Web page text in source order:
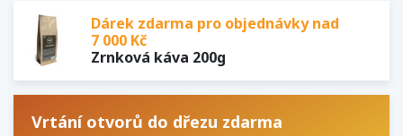
Dárek zdarma pro objednávky nad
7 000 Kč
Zrnková káva 200g
Vrtání otvorů do dřezu zdarma